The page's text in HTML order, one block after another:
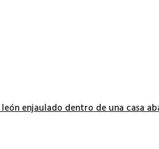
enjaulado dentro de una casa